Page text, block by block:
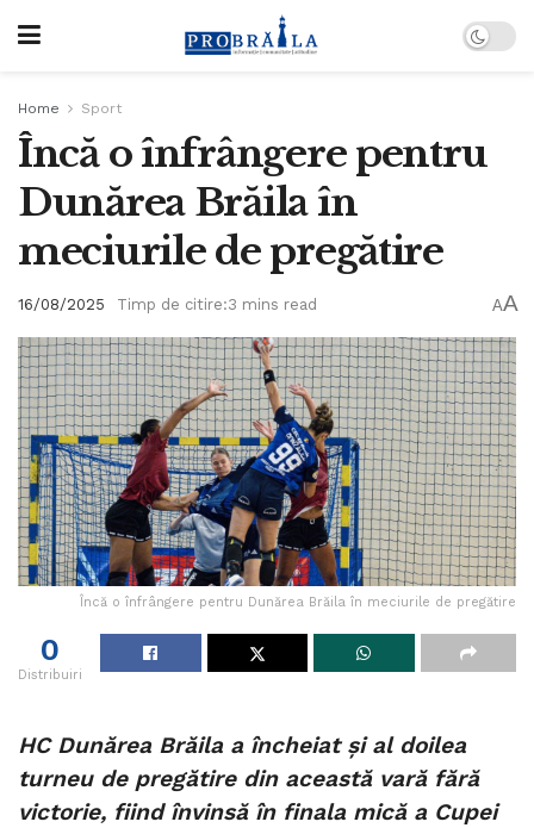
Home Sport
Încă o înfrângere pentru
Dunărea Brăila în
meciurile de pregătire
16/08/2025 Timp de citire:3 mins read AA
Încă o înfrângere pentru Dunărea Brăila în meciurile de pregătire
0
Distribuiri
HC Dunărea Brăila a încheiat și al doilea
turneu de pregătire din această vară fără
victorie, fiind învinsă în finala mică a Cupei